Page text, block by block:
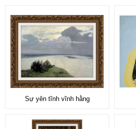
Sự yên tĩnh vĩnh hằng